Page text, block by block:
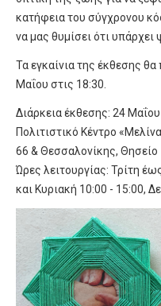
κατήφεια του σύγχρονου
να μας θυμίσει ότι υπάρχει
Τα εγκαίνια της έκθεσης
Μαΐου στις 18:30.
Διάρκεια έκθεσης: 24 Μαΐου
Πολιτιστικό Κέντρο
66 & Θεσσαλονίκης, Θησείο
Ώρες λειτουργίας: Τρίτη
και Κυριακή 10:00 - 15:00,